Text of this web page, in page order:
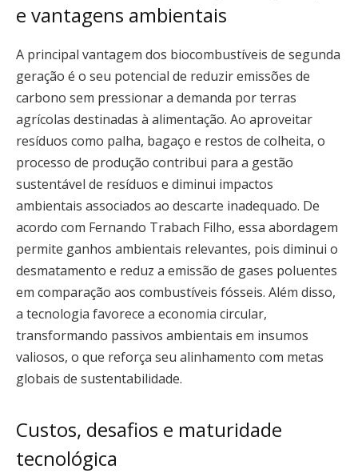
e vantagens ambientais
A principal vantagem dos biocombustíveis de segunda
geração é o seu potencial de reduzir emissões de
carbono sem pressionar a demanda por terras
agrícolas destinadas à alimentação. Ao aproveitar
resíduos como palha, bagaço e restos de colheita, o
processo de produção contribui para a gestão
sustentável de resíduos e diminui impactos
ambientais associados ao descarte inadequado. De
acordo com Fernando Trabach Filho, essa abordagem
permite ganhos ambientais relevantes, pois diminui o
desmatamento e reduz a emissão de gases poluentes
em comparação aos combustíveis fósseis. Além disso,
a tecnologia favorece a economia circular,
transformando passivos ambientais em insumos
valiosos, o que reforça seu alinhamento com metas
globais de sustentabilidade.
Custos, desafios e maturidade
tecnológica